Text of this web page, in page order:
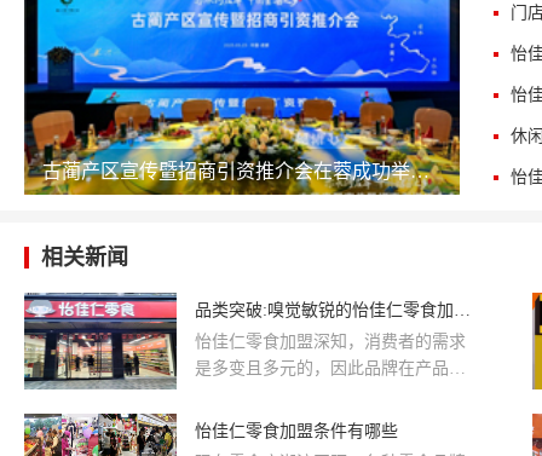
古蔺产区宣传暨招商引资推介会在蓉成功举办，释放多重机遇
相关新闻
品类突破:嗅觉敏锐的怡佳仁零食加盟加码投入SKU
怡佳仁零食加盟深知，消费者的需求
是多变且多元的，因此品牌在产品矩
盖了传统炒货、蜜饯、肉干等经典零
怡佳仁零食加盟条件有哪些